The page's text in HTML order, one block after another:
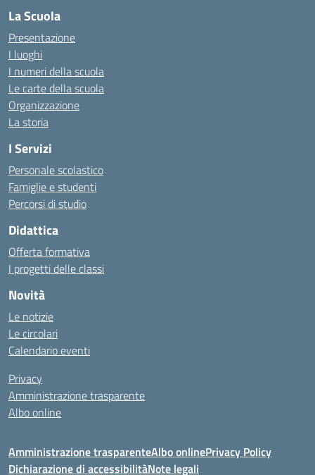
La Scuola
Presentazione
I luoghi
I numeri della scuola
Le carte della scuola
Organizzazione
La storia
I Servizi
Personale scolastico
Famiglie e studenti
Percorsi di studio
Didattica
Offerta formativa
I progetti delle classi
Novità
Le notizie
Le circolari
Calendario eventi
Privacy
Amministrazione trasparente
Albo online
Amministrazione trasparenteAlbo onlinePrivacy Policy
Dichiarazione di accessibilitàNote legali